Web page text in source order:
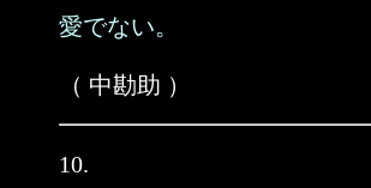
愛でない。
（ 中勘助 ）
10.